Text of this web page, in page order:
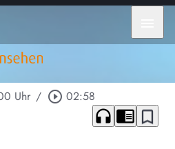
Uhr / play_circle_outline 02:58
headphones chrome_reader_mode bookmark_border